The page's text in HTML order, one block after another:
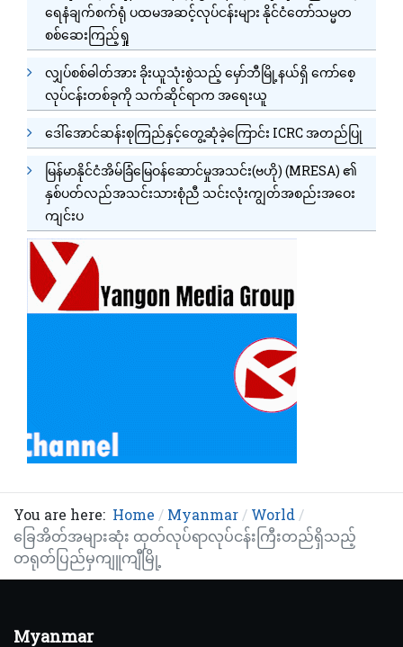
ရေနံချက်စက်ရုံ ပထမအဆင့်လုပ်ငန်းများ နိုင်ငံတော်သမ္မတ
စစ်ဆေးကြည့်ရှု
လျှပ်စစ်ဓါတ်အား ခိုးယူသုံးစွဲသည့် မှော်ဘီမြို့နယ်ရှိ ကော်စေ့
လုပ်ငန်းတစ်ခုကို သက်ဆိုင်ရာက အရေးယူ
ဒေါ်အောင်ဆန်းစုကြည်နှင့်တွေ့ဆုံခဲ့ကြောင်း ICRC အတည်ပြု
မြန်မာနိုင်ငံအိမ်ခြံမြေဝန်ဆောင်မှုအသင်း(ဗဟို) (MRESA) ၏
နှစ်ပတ်လည်အသင်းသားစုံညီ သင်းလုံးကျွတ်အစည်းအဝေး
ကျင်းပ
You are here: Home Myanmar
World
ခြေအိတ်အများဆုံး ထုတ်လုပ်ရာလုပ်ငန်းကြီးတည်ရှိသည့်
တရုတ်ပြည်မှကျူကျီမြို့
Myanmar